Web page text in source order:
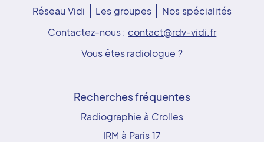
Réseau Vidi
Les groupes
Nos spécialités
Contactez-nous : contact@rdv-vidi.fr
Vous êtes radiologue ?
Recherches fréquentes
Radiographie à Crolles
IRM à Paris 17